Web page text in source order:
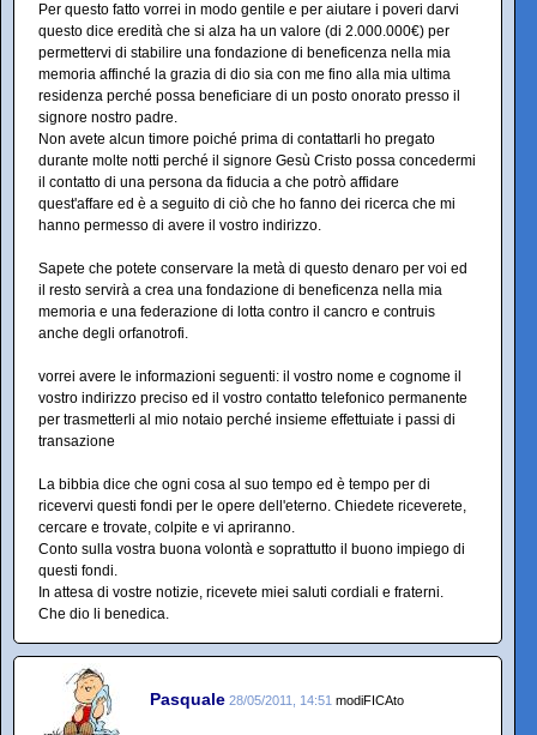
Per questo fatto vorrei in modo gentile e per aiutare i poveri darvi
questo dice eredità che si alza ha un valore (di 2.000.000€) per
permettervi di stabilire una fondazione di beneficenza nella mia
memoria affinché la grazia di dio sia con me fino alla mia ultima
residenza perché possa beneficiare di un posto onorato presso il
signore nostro padre.
Non avete alcun timore poiché prima di contattarli ho pregato
durante molte notti perché il signore Gesù Cristo possa concedermi
il contatto di una persona da fiducia a che potrò affidare
quest'affare ed è a seguito di ciò che ho fanno dei ricerca che mi
hanno permesso di avere il vostro indirizzo.
Sapete che potete conservare la metà di questo denaro per voi ed
il resto servirà a crea una fondazione di beneficenza nella mia
memoria e una federazione di lotta contro il cancro e contruis
anche degli orfanotrofi.
vorrei avere le informazioni seguenti: il vostro nome e cognome il
vostro indirizzo preciso ed il vostro contatto telefonico permanente
per trasmetterli al mio notaio perché insieme effettuiate i passi di
transazione
La bibbia dice che ogni cosa al suo tempo ed è tempo per di
ricevervi questi fondi per le opere dell'eterno. Chiedete riceverete,
cercare e trovate, colpite e vi apriranno.
Conto sulla vostra buona volontà e soprattutto il buono impiego di
questi fondi.
In attesa di vostre notizie, ricevete miei saluti cordiali e fraterni.
Che dio li benedica.
Pasquale 28/05/2011, 14:51 modiFICAto